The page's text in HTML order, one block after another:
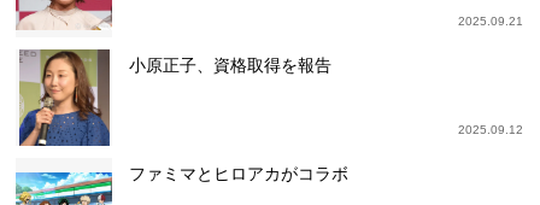
2025.09.21
小原正子、資格取得を報告
2025.09.12
ファミマとヒロアカがコラボ